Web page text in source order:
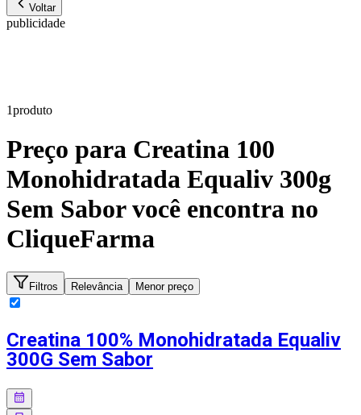
Voltar
publicidade
1produto
Preço para Creatina 100
Monohidratada Equaliv 300g
Sem Saborvocê encontra no
CliqueFarma
Filtros Relevância Menor preço
Creatina 100% Monohidratada Equaliv
300G Sem Sabor